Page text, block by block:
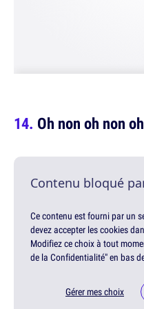
Oh non oh non
Contenu bloqué
Ce contenu est fourni par un
devez accepter les cookies
Modifiez ce choix à tout
de la Confidentialité" en bas
Gérer mes choix